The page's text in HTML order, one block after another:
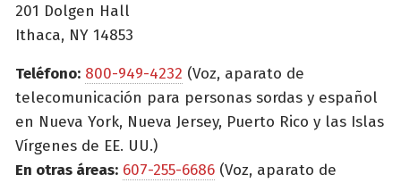
201 Dolgen Hall
Ithaca, NY 14853
Teléfono: 800-949-4232 (Voz, aparato de
telecomunicación para personas sordas y español
en Nueva York, Nueva Jersey, Puerto Rico y las Islas
Vírgenes de EE. UU.)
En otras áreas: 607-255-6686 (Voz, aparato de